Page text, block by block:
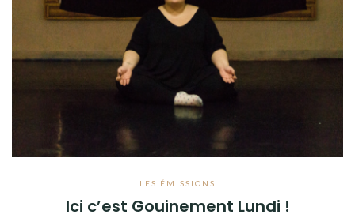
LES ÉMISSIONS
Ici c’est Gouinement Lundi !